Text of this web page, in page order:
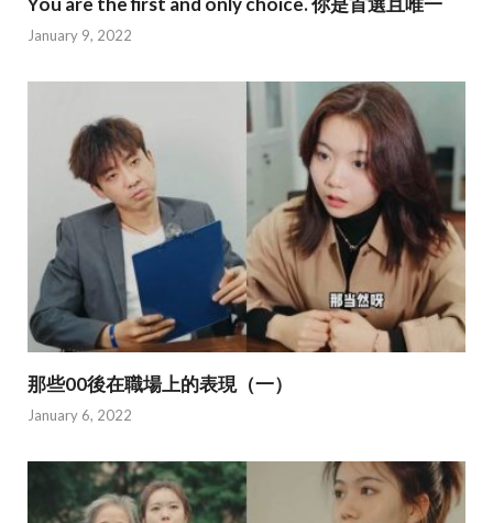
January 9, 2022
那些00後在職場上的表現（一）
January 6, 2022